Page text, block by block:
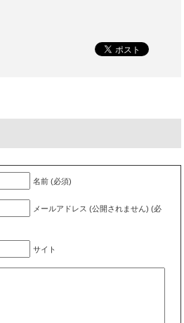
名前 (必須)
メールアドレス (公開されません) (必
サイト